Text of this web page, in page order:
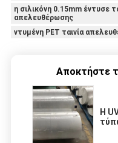
η σιλικόνη 0.15mm έντυσε
απελευθέρωσης
ντυμένη PET ταινία
Αποκτήστε
Η